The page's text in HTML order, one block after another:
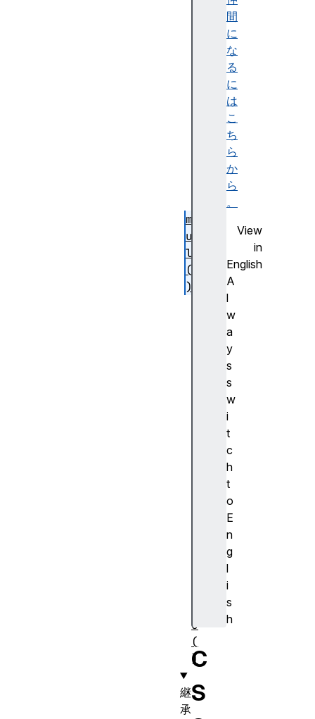
間
に
な
る
に
は
こ
ち
ら
か
ら
。
View
in
English
A
l
w
a
y
s
s
w
i
t
c
h
t
o
E
n
g
l
i
s
h
C
S
m
u
l
(
)
e
(
)
継
承